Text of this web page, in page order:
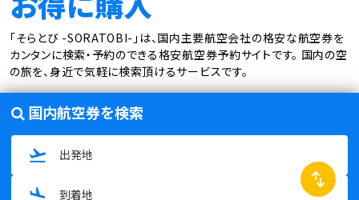
「そらとび -SORATOBI-」は、国内主要航空会社の格安な航空券を
カンタンに検索・予約のできる格安航空券予約サイトです。 国内の空
の旅を、身近で気軽に検索頂けるサービスです。
国内航空券を検索
swap_horiz